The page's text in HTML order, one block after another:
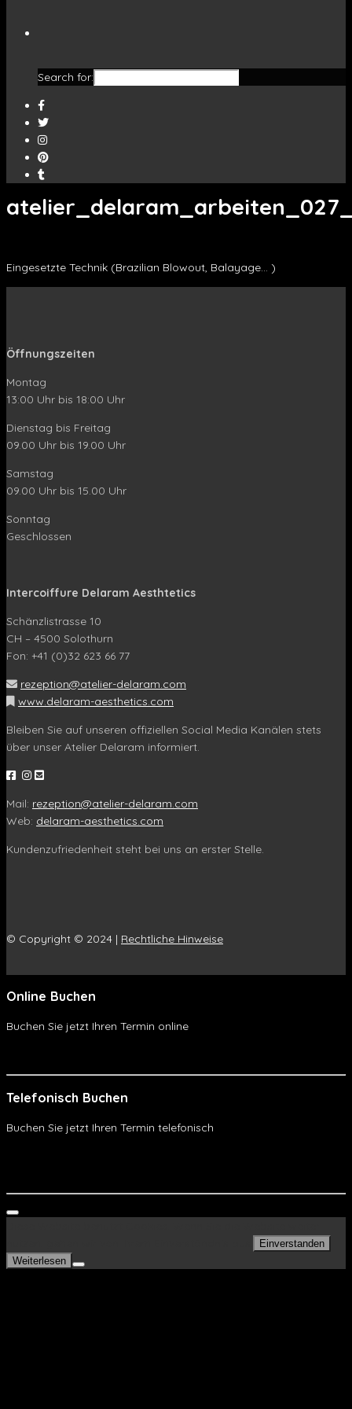
Search for:
Eingesetzte Technik (Brazilian Blowout, Balayage… )
Öffnungszeiten
Montag
13:00 Uhr bis 18:00 Uhr
Dienstag bis Freitag
09.00 Uhr bis 19.00 Uhr
Samstag
09.00 Uhr bis 15.00 Uhr
Sonntag
Geschlossen
Intercoiffure Delaram Aesthtetics
Schänzlistrasse 10
CH – 4500 Solothurn
Fon: +41 (0)32 623 66 77
rezeption@atelier-delaram.com
www.delaram-aesthetics.com
Bleiben Sie auf unseren offiziellen Social Media Kanälen stets
über unser Atelier Delaram informiert.
Mail: rezeption@atelier-delaram.com
Web: delaram-aesthetics.com
Kundenzufriedenheit steht bei uns an erster Stelle.
© Copyright © 2024 | Rechtliche Hinweise
Online Buchen
Buchen Sie jetzt Ihren Termin online
Telefonisch Buchen
Buchen Sie jetzt Ihren Termin telefonisch
Einverstanden
Weiterlesen